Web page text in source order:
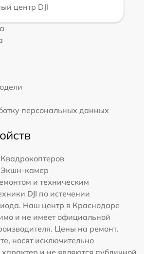
центр DJI
персональных данных
Квадрокоптеров
Экшн-камер
и техническим
DJI по истечении
Наш центр в Краснодаре
и не имеет официальной
Цены на ремонт,
носят исключительно
и не являются публичной